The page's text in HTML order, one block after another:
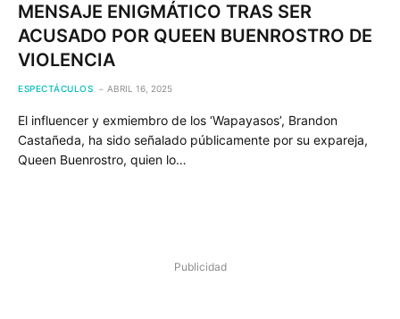
MENSAJE ENIGMÁTICO TRAS SER
ACUSADO POR QUEEN BUENROSTRO DE
VIOLENCIA
ESPECTÁCULOS ABRIL 16, 2025
El influencer y exmiembro de los ‘Wapayasos’, Brandon
Castañeda, ha sido señalado públicamente por su expareja,
Queen Buenrostro, quien lo…
Publicidad